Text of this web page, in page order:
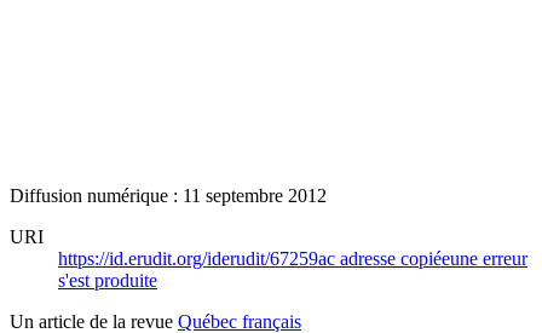
Diffusion numérique : 11 septembre 2012
URI
https://id.erudit.org/iderudit/67259ac adresse copiéeune erreur
s'est produite
Un article de la revue Québec français